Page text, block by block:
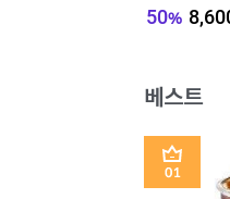
50%
베스트
1